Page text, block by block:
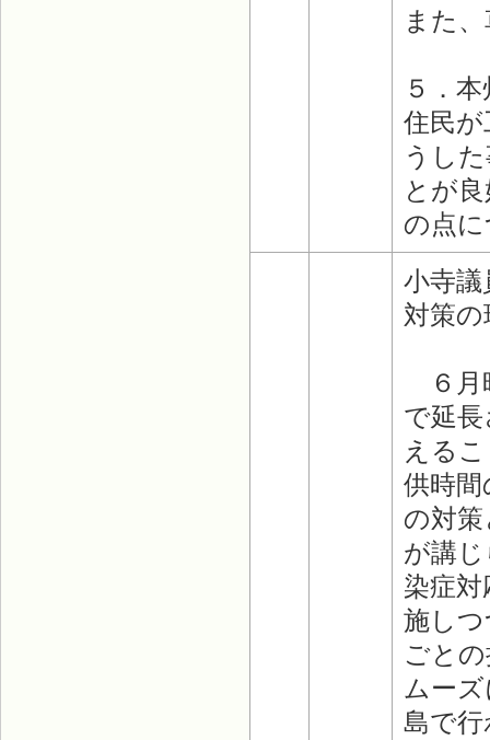
また
５．
住民
うし
とが
の点
小寺
対策
６月
で延
える
供時
の対
が講
染症
施し
ごと
ムー
島で